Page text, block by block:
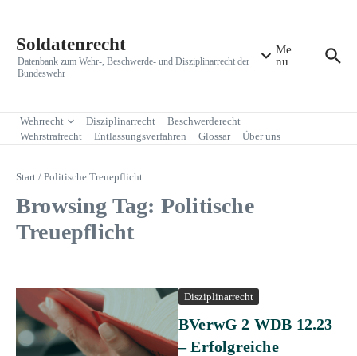
Soldatenrecht
Datenbank zum Wehr-, Beschwerde- und Disziplinarrecht der
Bundeswehr
Me
nu
Wehrrecht Disziplinarrecht
Beschwerderecht
Wehrstrafrecht
Entlassungsverfahren Glossar Über uns
Start / Politische Treuepflicht
Browsing Tag: Politische
Treuepflicht
Disziplinarrecht
BVerwG 2 WDB 12.23
– Erfolgreiche